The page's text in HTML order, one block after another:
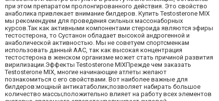
при этом препаратом пролонгированного действия. Это свойство
анаболика привлекает внимание билдеров. Купить Testosterone MIX
мы рекомендуем для проведения сильных массонаборных
курсов.Так как активными компонентами стероида являются эфиры
тестостерона, то Сустанон обладает высокой андрогенной и
анаболической активностью. Мы не советуем спортсменкам
использовать данный ААС, так как высокая концентрация
тестостерона в женском организме может стать причиной развития
вирилизации.Эффекты Testosterone MIXПрежде чем заказать
Testosterone MIX, многие начинающие атлеты желают
познакомиться с его свойствами. Вот наиболее важные для
билдеров:мощный антикатаболик;позволяет набирать большое
количество массы;положительно влияет на работу всех элементов